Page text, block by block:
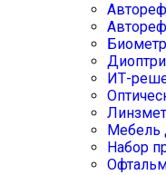
ИТ-
Мебель
Набор